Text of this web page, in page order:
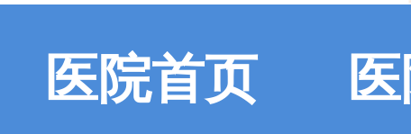
医院首页